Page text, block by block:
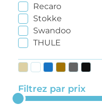
Recaro
Stokke
Swandoo
THULE
Filtrez par prix